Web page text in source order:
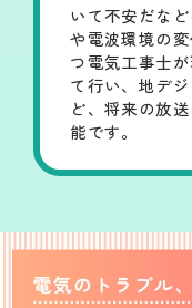
いて不安だな
や電波環境の
つ電気工事士
て行い、地デ
ど、将来の放
能です。